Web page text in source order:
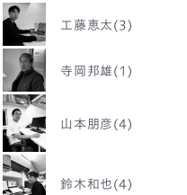
工藤恵太(3)
寺岡邦雄(1)
山本朋彦(4)
鈴木和也(4)